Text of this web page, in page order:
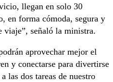
llegan en solo 30
en forma cómoda, segura y
viaje”, señaló la ministra.
aprovechar mejor el
y conectarse para divertirse
las dos tareas de nuestro